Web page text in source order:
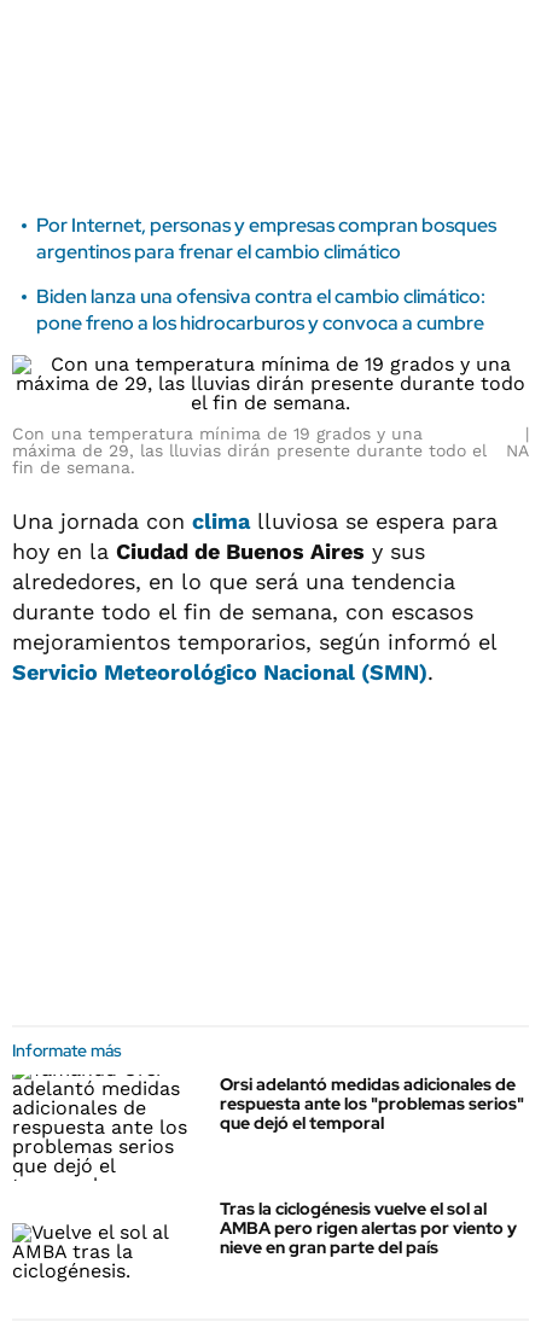
Por Internet, personas y empresas compran bosques
argentinos para frenar el cambio climático
Biden lanza una ofensiva contra el cambio climático:
pone freno a los hidrocarburos y convoca a cumbre
Con una temperatura mínima de 19 grados y una
máxima de 29, las lluvias dirán presente durante todo el
fin de semana.
NA
Una jornada con climalluviosa se espera para
hoy en la Ciudad de Buenos Aires y sus
alrededores, en lo que será una tendencia
durante todo el fin de semana, con escasos
mejoramientos temporarios, según informó el
Servicio Meteorológico Nacional (SMN).
Informate más
Orsi adelantó medidas adicionales de
respuesta ante los "problemas serios"
que dejó el temporal
Tras la ciclogénesis vuelve el sol al
AMBA pero rigen alertas por viento y
nieve en gran parte del país